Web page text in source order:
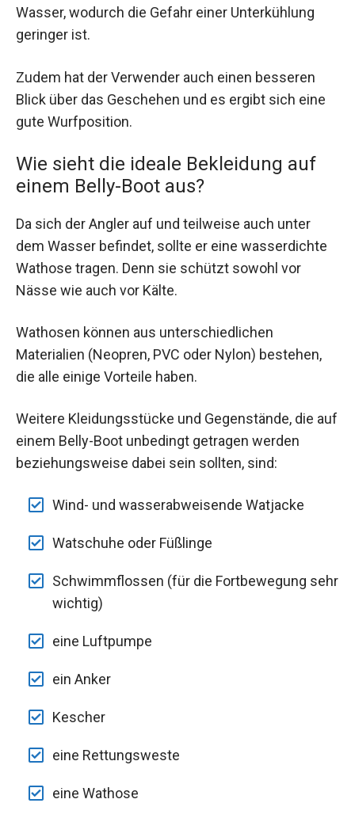
Wasser, wodurch die Gefahr einer Unterkühlung
geringer ist.
Zudem hat der Verwender auch einen besseren
Blick über das Geschehen und es ergibt sich eine
gute Wurfposition.
Wie sieht die ideale Bekleidung auf
einem Belly-Boot aus?
Da sich der Angler auf und teilweise auch unter
dem Wasser befindet, sollte er eine wasserdichte
Wathose tragen. Denn sie schützt sowohl vor
Nässe wie auch vor Kälte.
Wathosen können aus unterschiedlichen
Materialien (Neopren, PVC oder Nylon) bestehen,
die alle einige Vorteile haben.
Weitere Kleidungsstücke und Gegenstände, die auf
einem Belly-Boot unbedingt getragen werden
beziehungsweise dabei sein sollten, sind:
Wind- und wasserabweisende Watjacke
Watschuhe oder Füßlinge
Schwimmflossen (für die Fortbewegung sehr
wichtig)
eine Luftpumpe
ein Anker
Kescher
eine Rettungsweste
eine Wathose